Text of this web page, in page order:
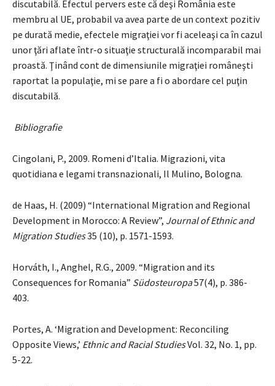
discutabilă. Efectul pervers este că deşi România este
membru al UE, probabil va avea parte de un context pozitiv
pe durată medie, efectele migraţiei vor fi aceleaşi ca în cazul
unor ţări aflate într-o situaţie structurală incomparabil mai
proastă. Ţinând cont de dimensiunile migraţiei româneşti
raportat la populaţie, mi se pare a fi o abordare cel puţin
discutabilă.
Bibliografie
Cingolani, P., 2009. Romeni d’Italia. Migrazioni, vita
quotidiana e legami transnazionali, Il Mulino, Bologna.
de Haas, H. (2009) “International Migration and Regional
Development in Morocco: A Review”, Journal of Ethnic and
Migration Studies35 (10), p. 1571-1593.
Horváth, I., Anghel, R.G., 2009. “Migration and its
Consequences for Romania” Südosteuropa57(4), p. 386-
403.
Portes, A. ‘Migration and Development: Reconciling
Opposite Views,’ Ethnic and Racial StudiesVol. 32, No. 1, pp.
5-22.